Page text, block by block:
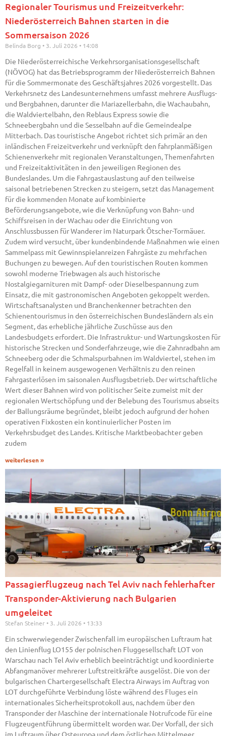
Regionaler Tourismus und Freizeitverkehr:
Niederösterreich Bahnen starten in die
Sommersaison 2026
Belinda Borg 3. Juli 2026 14:08
Die Niederösterreichische Verkehrsorganisationsgesellschaft
(NÖVOG) hat das Betriebsprogramm der Niederösterreich Bahnen
für die Sommermonate des Geschäftsjahres 2026 vorgestellt. Das
Verkehrsnetz des Landesunternehmens umfasst mehrere Ausflugs-
und Bergbahnen, darunter die Mariazellerbahn, die Wachaubahn,
die Waldviertelbahn, den Reblaus Express sowie die
Schneebergbahn und die Sesselbahn auf die Gemeindealpe
Mitterbach. Das touristische Angebot richtet sich primär an den
inländischen Freizeitverkehr und verknüpft den fahrplanmäßigen
Schienenverkehr mit regionalen Veranstaltungen, Themenfahrten
und Freizeitaktivitäten in den jeweiligen Regionen des
Bundeslandes. Um die Fahrgastauslastung auf den teilweise
saisonal betriebenen Strecken zu steigern, setzt das Management
für die kommenden Monate auf kombinierte
Beförderungsangebote, wie die Verknüpfung von Bahn- und
Schiffsreisen in der Wachau oder die Einrichtung von
Anschlussbussen für Wanderer im Naturpark Ötscher-Tormäuer.
Zudem wird versucht, über kundenbindende Maßnahmen wie einen
Sammelpass mit Gewinnspielanreizen Fahrgäste zu mehrfachen
Buchungen zu bewegen. Auf den touristischen Routen kommen
sowohl moderne Triebwagen als auch historische
Nostalgiegarnituren mit Dampf- oder Dieselbespannung zum
Einsatz, die mit gastronomischen Angeboten gekoppelt werden.
Wirtschaftsanalysten und Branchenkenner betrachten den
Schienentourismus in den österreichischen Bundesländern als ein
Segment, das erhebliche jährliche Zuschüsse aus den
Landesbudgets erfordert. Die Infrastruktur- und Wartungskosten für
historische Strecken und Sonderfahrzeuge, wie die Zahnradbahn am
Schneeberg oder die Schmalspurbahnen im Waldviertel, stehen im
Regelfall in keinem ausgewogenen Verhältnis zu den reinen
Fahrgasterlösen im saisonalen Ausflugsbetrieb. Der wirtschaftliche
Wert dieser Bahnen wird von politischer Seite zumeist mit der
regionalen Wertschöpfung und der Belebung des Tourismus abseits
der Ballungsräume begründet, bleibt jedoch aufgrund der hohen
operativen Fixkosten ein kontinuierlicher Posten im
Verkehrsbudget des Landes. Kritische Marktbeobachter geben
zudem
weiterlesen »
Passagierflugzeug nach Tel Aviv nach fehlerhafter
Transponder-Aktivierung nach Bulgarien
umgeleitet
Stefan Steiner 3. Juli 2026 13:33
Ein schwerwiegender Zwischenfall im europäischen Luftraum hat
den Linienflug LO155 der polnischen Fluggesellschaft LOT von
Warschau nach Tel Aviv erheblich beeinträchtigt und koordinierte
Abfangmanöver mehrerer Luftstreitkräfte ausgelöst. Die von der
bulgarischen Chartergesellschaft Electra Airways im Auftrag von
LOT durchgeführte Verbindung löste während des Fluges ein
internationales Sicherheitsprotokoll aus, nachdem über den
Transponder der Maschine der internationale Notrufcode für eine
Flugzeugentführung übermittelt worden war. Der Vorfall, der sich